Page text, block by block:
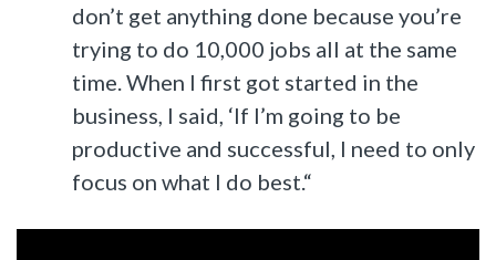
don’t get anything done because you’re
trying to do 10,000 jobs all at the same
time. When I first got started in the
business, I said, ‘If I’m going to be
productive and successful, I need to only
focus on what I do best.“